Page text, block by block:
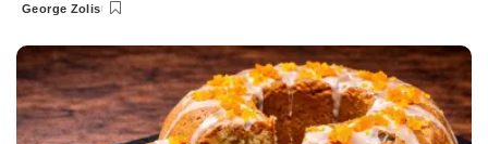
Posted
George Zolis